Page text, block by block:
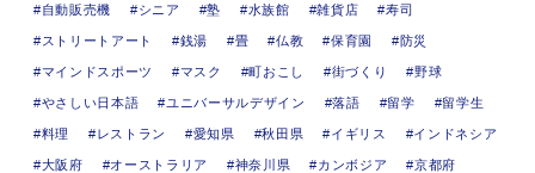
自動販売機 シニア 塾 水族館 雑貨店 寿司
ストリートアート 銭湯 畳 仏教 保育園 防災
マインドスポーツ マスク 町おこし 街づくり 野球
やさしい日本語 ユニバーサルデザイン 落語 留学 留学生
料理 レストラン 愛知県 秋田県 イギリス インドネシア
大阪府 オーストラリア 神奈川県 カンボジア 京都府